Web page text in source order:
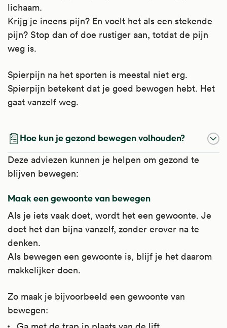
lichaam.
Krijg je ineens pijn? En voelt het als een stekende
pijn? Stop dan of doe rustiger aan, totdat de pijn
weg is.
Spierpijn na het sporten is meestal niet erg.
Spierpijn betekent dat je goed bewogen hebt. Het
gaat vanzelf weg.
Hoe kun je gezond bewegen volhouden?
Deze adviezen kunnen je helpen om gezond te
blijven bewegen:
Maak een gewoonte van bewegen
Als je iets vaak doet, wordt het een gewoonte. Je
doet het dan bijna vanzelf, zonder erover na te
denken.
Als bewegen een gewoonte is, blijf je het daarom
makkelijker doen.
Zo maak je bijvoorbeeld een gewoonte van
bewegen: